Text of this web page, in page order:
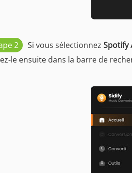
2 Si vous sélectionnez Spotify
le ensuite dans la barre de